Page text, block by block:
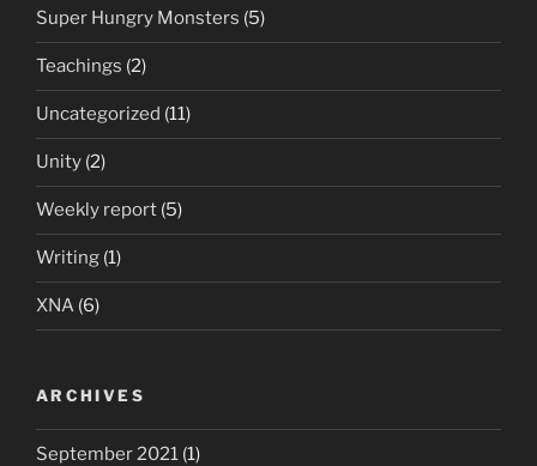
Super Hungry Monsters (5)
Teachings (2)
Uncategorized (11)
Unity (2)
Weekly report (5)
Writing (1)
XNA (6)
ARCHIVES
September 2021 (1)